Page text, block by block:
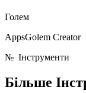
Голем
AppsGolem Creator
№ Інструменти
Більше